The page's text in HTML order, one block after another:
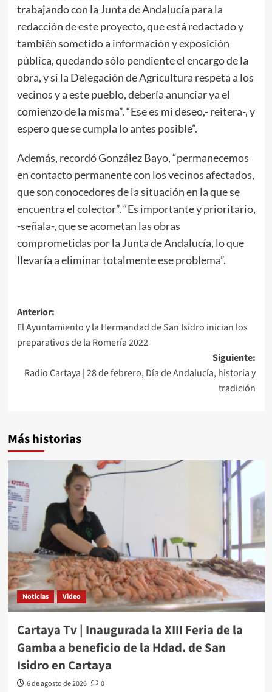
trabajando con la Junta de Andalucía para la
redacción de este proyecto, que está redactado y
también sometido a información y exposición
pública, quedando sólo pendiente el encargo de la
obra, y si la Delegación de Agricultura respeta a los
vecinos y a este pueblo, debería anunciar ya el
comienzo de la misma”. “Ese es mi deseo,- reitera-, y
espero que se cumpla lo antes posible”.
Además, recordó González Bayo, “permanecemos
en contacto permanente con los vecinos afectados,
que son conocedores de la situación en la que se
encuentra el colector”. “Es importante y prioritario,
-señala-, que se acometan las obras
comprometidas por la Junta de Andalucía, lo que
llevaría a eliminar totalmente ese problema”.
Anterior:
El Ayuntamiento y la Hermandad de San Isidro inician los
preparativos de la Romería 2022
Siguiente:
Radio Cartaya | 28 de febrero, Día de Andalucía, historia y
tradición
Más historias
Noticias Video
Cartaya Tv | Inaugurada la XIII Feria de la
Gamba a beneficio de la Hdad. de San
Isidro en Cartaya
6 de agosto de 2026 0